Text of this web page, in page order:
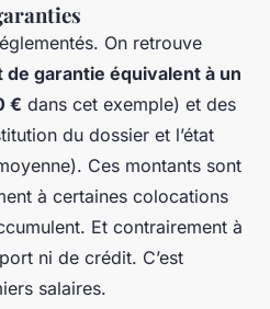
On retrouve
de garantie équivalent à un
€ dans cet exemple) et des
du dossier et l’état
Ces montants sont
à certaines colocations
Et contrairement à
ni de crédit. C’est
salaires.